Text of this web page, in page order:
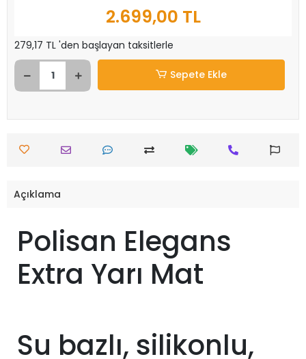
2.699,00 TL
279,17 TL 'den başlayan taksitlerle
Sepete Ekle
Açıklama
Polisan Elegans
Extra Yarı Mat
Su bazlı, silikonlu,